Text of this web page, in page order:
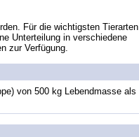
Für die wichtigsten Tierarten
Unterteilung in verschiedene
zur Verfügung.
von 500 kg Lebendmasse als